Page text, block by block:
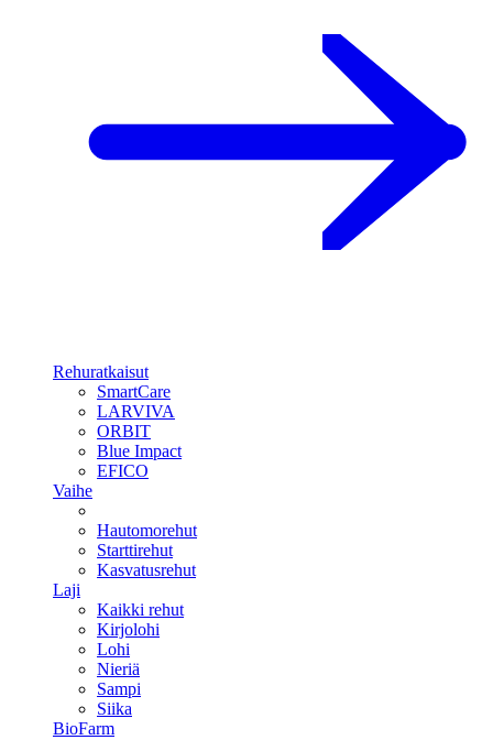
Rehuratkaisut
SmartCare
LARVIVA
ORBIT
Blue Impact
EFICO
Vaihe
Hautomorehut
Starttirehut
Kasvatusrehut
Laji
Kaikki rehut
Kirjolohi
Lohi
Nieriä
Sampi
Siika
BioFarm